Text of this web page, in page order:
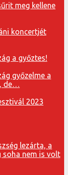
meg kellene
koncertjét
a győztes!
győzelme a
de…
2023
lezárta, a
soha nem is volt